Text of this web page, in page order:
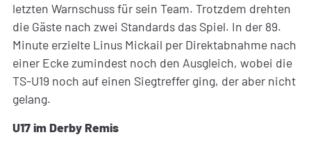
letzten Warnschuss für sein Team. Trotzdem drehten
die Gäste nach zwei Standards das Spiel. In der 89.
Minute erzielte Linus Mickail per Direktabnahme nach
einer Ecke zumindest noch den Ausgleich, wobei die
TS-U19 noch auf einen Siegtreffer ging, der aber nicht
gelang.
U17 im Derby Remis